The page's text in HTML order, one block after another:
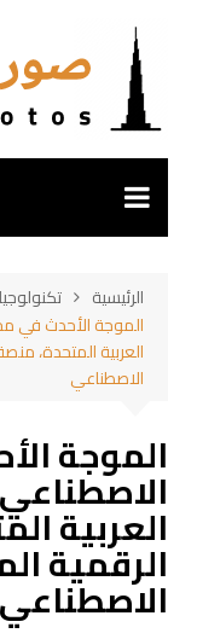
المحتوى
الرئيسية
تكنولوجيا
الموجة الأحدث في
العربية المتحدة،
الاصطناعي
الموجة
العربية
الرقمية
الاصطناعي